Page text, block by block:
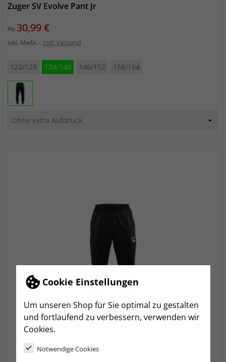
Cookie Einstellungen
Um unseren Shop für Sie optimal zu gestalten
und fortlaufend zu verbessern, verwenden wir
Cookies.
Notwendige Cookies
Zuger SV Evolve Pant Jr
Ab Preis
30,99 €
inkl. MwSt. zzgl. Versand
122/128 134/140 146/152 158/164